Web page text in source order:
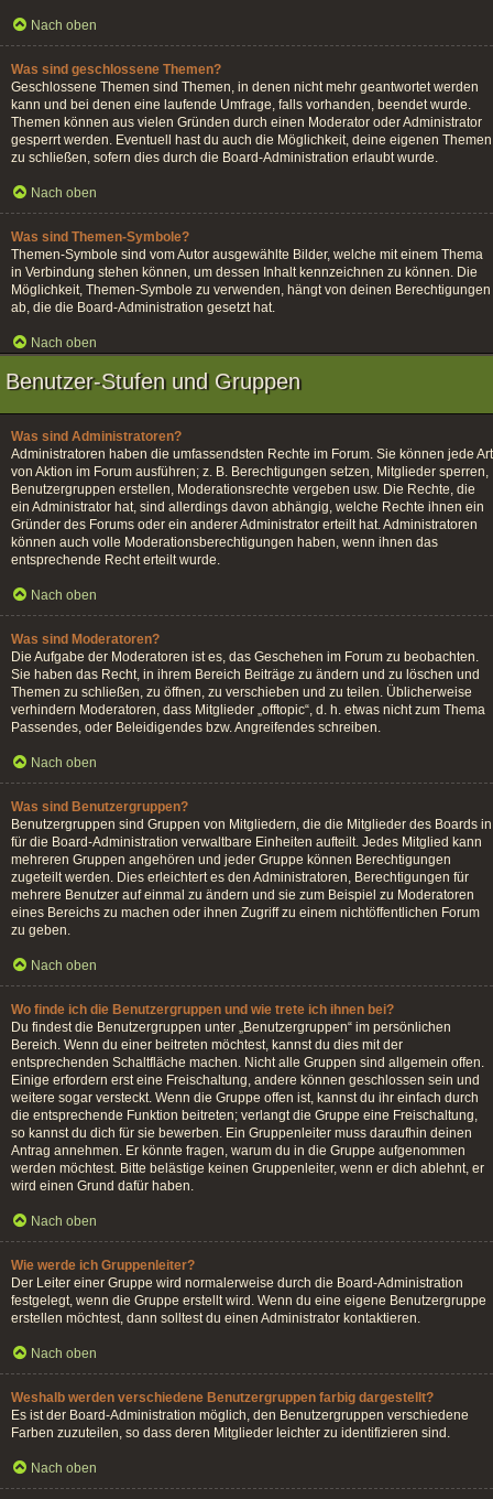
Nach oben
Was sind geschlossene Themen?
Geschlossene Themen sind Themen, in denen nicht mehr geantwortet werden
kann und bei denen eine laufende Umfrage, falls vorhanden, beendet wurde.
Themen können aus vielen Gründen durch einen Moderator oder Administrator
gesperrt werden. Eventuell hast du auch die Möglichkeit, deine eigenen Themen
zu schließen, sofern dies durch die Board-Administration erlaubt wurde.
Nach oben
Was sind Themen-Symbole?
Themen-Symbole sind vom Autor ausgewählte Bilder, welche mit einem Thema
in Verbindung stehen können, um dessen Inhalt kennzeichnen zu können. Die
Möglichkeit, Themen-Symbole zu verwenden, hängt von deinen Berechtigungen
ab, die die Board-Administration gesetzt hat.
Nach oben
Benutzer-Stufen und Gruppen
Was sind Administratoren?
Administratoren haben die umfassendsten Rechte im Forum. Sie können jede Art
von Aktion im Forum ausführen; z. B. Berechtigungen setzen, Mitglieder sperren,
Benutzergruppen erstellen, Moderationsrechte vergeben usw. Die Rechte, die
ein Administrator hat, sind allerdings davon abhängig, welche Rechte ihnen ein
Gründer des Forums oder ein anderer Administrator erteilt hat. Administratoren
können auch volle Moderationsberechtigungen haben, wenn ihnen das
entsprechende Recht erteilt wurde.
Nach oben
Was sind Moderatoren?
Die Aufgabe der Moderatoren ist es, das Geschehen im Forum zu beobachten.
Sie haben das Recht, in ihrem Bereich Beiträge zu ändern und zu löschen und
Themen zu schließen, zu öffnen, zu verschieben und zu teilen. Üblicherweise
verhindern Moderatoren, dass Mitglieder „offtopic“, d. h. etwas nicht zum Thema
Passendes, oder Beleidigendes bzw. Angreifendes schreiben.
Nach oben
Was sind Benutzergruppen?
Benutzergruppen sind Gruppen von Mitgliedern, die die Mitglieder des Boards in
für die Board-Administration verwaltbare Einheiten aufteilt. Jedes Mitglied kann
mehreren Gruppen angehören und jeder Gruppe können Berechtigungen
zugeteilt werden. Dies erleichtert es den Administratoren, Berechtigungen für
mehrere Benutzer auf einmal zu ändern und sie zum Beispiel zu Moderatoren
eines Bereichs zu machen oder ihnen Zugriff zu einem nichtöffentlichen Forum
zu geben.
Nach oben
Wo finde ich die Benutzergruppen und wie trete ich ihnen bei?
Du findest die Benutzergruppen unter „Benutzergruppen“ im persönlichen
Bereich. Wenn du einer beitreten möchtest, kannst du dies mit der
entsprechenden Schaltfläche machen. Nicht alle Gruppen sind allgemein offen.
Einige erfordern erst eine Freischaltung, andere können geschlossen sein und
weitere sogar versteckt. Wenn die Gruppe offen ist, kannst du ihr einfach durch
die entsprechende Funktion beitreten; verlangt die Gruppe eine Freischaltung,
so kannst du dich für sie bewerben. Ein Gruppenleiter muss daraufhin deinen
Antrag annehmen. Er könnte fragen, warum du in die Gruppe aufgenommen
werden möchtest. Bitte belästige keinen Gruppenleiter, wenn er dich ablehnt, er
wird einen Grund dafür haben.
Nach oben
Wie werde ich Gruppenleiter?
Der Leiter einer Gruppe wird normalerweise durch die Board-Administration
festgelegt, wenn die Gruppe erstellt wird. Wenn du eine eigene Benutzergruppe
erstellen möchtest, dann solltest du einen Administrator kontaktieren.
Nach oben
Weshalb werden verschiedene Benutzergruppen farbig dargestellt?
Es ist der Board-Administration möglich, den Benutzergruppen verschiedene
Farben zuzuteilen, so dass deren Mitglieder leichter zu identifizieren sind.
Nach oben